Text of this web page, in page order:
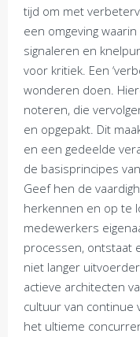
tijd om met
een omgeving
signaleren en
voor kritiek. Een
wonderen doen.
noteren, die
en opgepakt. Dit
en een gedeelde
de basisprincipes
Geef hen de
herkennen en op te
medewerkers
processen, ontstaat
niet langer
actieve architecten
cultuur van continue
het ultieme